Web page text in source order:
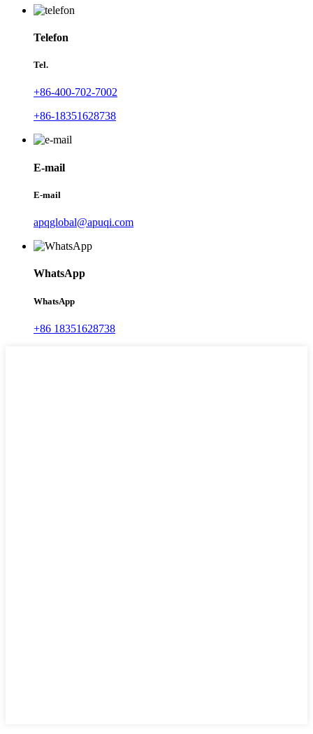
Telefon
Tel.
+86-400-702-7002
+86-18351628738
E-mail
E-mail
apqglobal@apuqi.com
WhatsApp
WhatsApp
+86 18351628738